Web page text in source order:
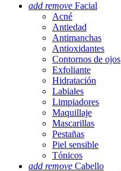
add remove Facial
Acné
Antiedad
Antimanchas
Antioxidantes
Contornos de ojos
Exfoliante
Hidratación
Labiales
Limpiadores
Maquillaje
Mascarillas
Pestañas
Piel sensible
Tónicos
add remove Cabello